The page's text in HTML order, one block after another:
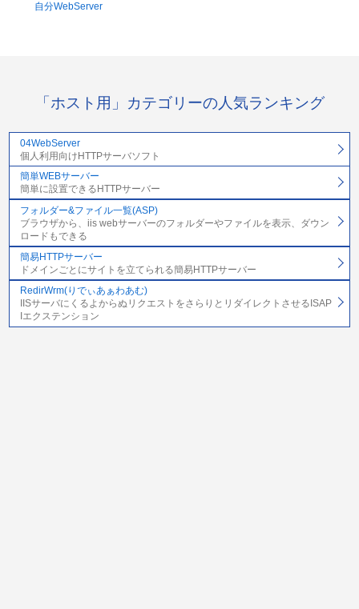
自分WebServer
「ホスト用」カテゴリーの人気ランキング
04WebServer
個人利用向けHTTPサーバソフト
簡単WEBサーバー
簡単に設置できるHTTPサーバー
フォルダー&ファイル一覧(ASP)
ブラウザから、iis webサーバーのフォルダーやファイルを表示、ダウン
ロードもできる
簡易HTTPサーバー
ドメインごとにサイトを立てられる簡易HTTPサーバー
RedirWrm(りでぃあぁわあむ)
IISサーバにくるよからぬリクエストをさらりとリダイレクトさせるISAP
Iエクステンション